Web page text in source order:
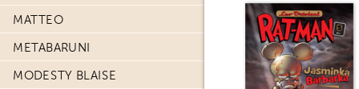
MATTEO
METABARUNI
MODESTY BLAISE